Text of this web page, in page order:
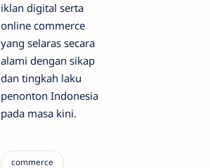
iklan digital serta
online commerce
yang selaras secara
alami dengan sikap
dan tingkah laku
penonton Indonesia
pada masa kini.